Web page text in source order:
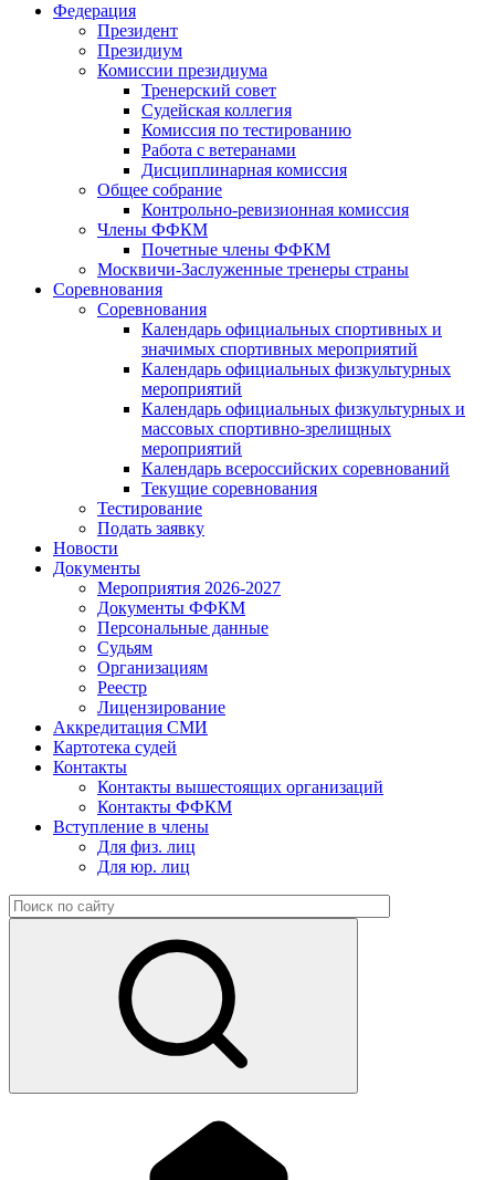
Федерация
Президент
Президиум
Комиссии президиума
Тренерский совет
Судейская коллегия
Комиссия по тестированию
Работа с ветеранами
Дисциплинарная комиссия
Общее собрание
Контрольно-ревизионная комиссия
Члены ФФКМ
Почетные члены ФФКМ
Москвичи-Заслуженные тренеры страны
Соревнования
Соревнования
Календарь официальных спортивных и
значимых спортивных мероприятий
Календарь официальных физкультурных
мероприятий
Календарь официальных физкультурных и
массовых спортивно-зрелищных
мероприятий
Календарь всероссийских соревнований
Текущие соревнования
Тестирование
Подать заявку
Новости
Документы
Мероприятия 2026-2027
Документы ФФКМ
Персональные данные
Судьям
Организациям
Реестр
Лицензирование
Аккредитация СМИ
Картотека судей
Контакты
Контакты вышестоящих организаций
Контакты ФФКМ
Вступление в члены
Для физ. лиц
Для юр. лиц